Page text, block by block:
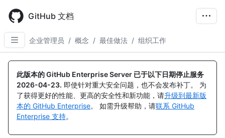
main
content
GitHub 文档
企业管理员 / 概念 / 最佳做法 / 组织工作
此版本的 GitHub Enterprise Server 已于以下日期停止服务
2026-04-23. 即使针对重大安全问题，也不会发布补丁。 为
了获得更好的性能、更高的安全性和新功能，请升级到最新版
本的 GitHub Enterprise。 如需升级帮助，请联系 GitHub
Enterprise 支持。